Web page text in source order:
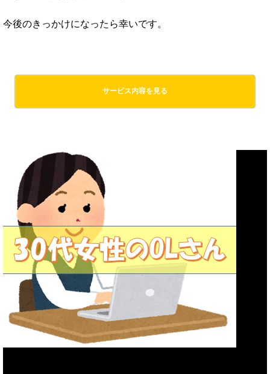
今後のきっかけになったら幸いです。
サービス内容を見る